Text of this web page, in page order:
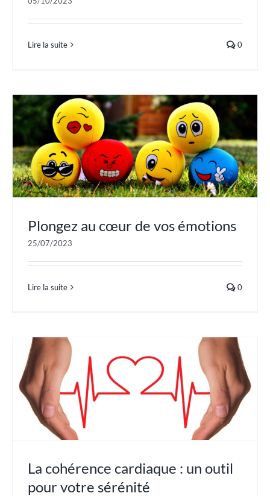
Lire la suite 0
Plongez au cœur de vos émotions
25/07/2023
Lire la suite 0
La cohérence cardiaque : un outil
pour votre sérénité